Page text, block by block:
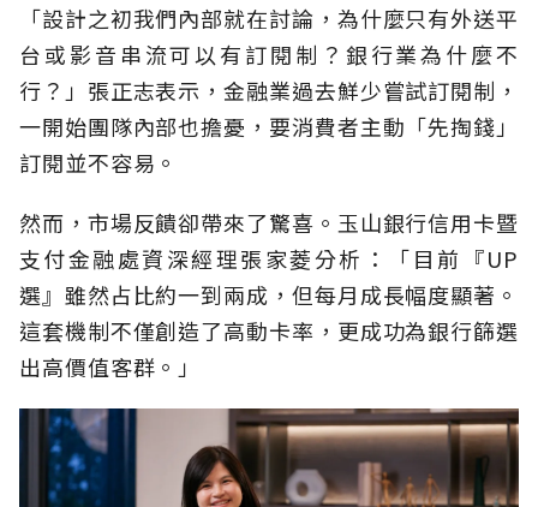
「設計之初我們內部就在討論，為什麼只有外送平
台或影音串流可以有訂閱制？銀行業為什麼不
行？」張正志表示，金融業過去鮮少嘗試訂閱制，
一開始團隊內部也擔憂，要消費者主動「先掏錢」
訂閱並不容易。
然而，市場反饋卻帶來了驚喜。玉山銀行信用卡暨
支付金融處資深經理張家菱分析：「目前『UP
選』雖然占比約一到兩成，但每月成長幅度顯著。
這套機制不僅創造了高動卡率，更成功為銀行篩選
出高價值客群。」